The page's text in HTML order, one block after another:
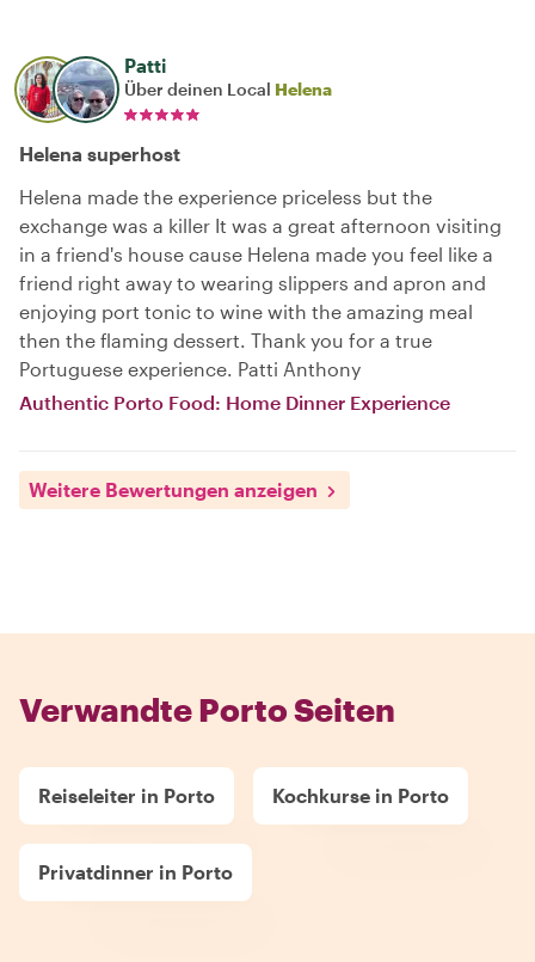
Patti
Über deinen Local Helena
Helena superhost
Helena made the experience priceless but the
exchange was a killer It was a great afternoon visiting
in a friend's house cause Helena made you feel like a
friend right away to wearing slippers and apron and
enjoying port tonic to wine with the amazing meal
then the flaming dessert. Thank you for a true
Portuguese experience. Patti Anthony
Authentic Porto Food: Home Dinner Experience
Weitere Bewertungen anzeigen
Verwandte Porto Seiten
Reiseleiter in Porto Kochkurse in Porto
Privatdinner in Porto